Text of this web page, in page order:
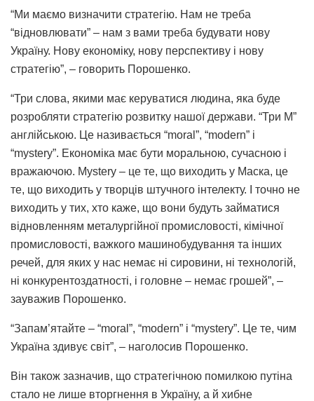
“Ми маємо визначити стратегію. Нам не треба
“відновлювати” – нам з вами треба будувати нову
Україну. Нову економіку, нову перспективу і нову
стратегію”, – говорить Порошенко.
“Три слова, якими має керуватися людина, яка буде
розробляти стратегію розвитку нашої держави. “Три М”
англійською. Це називається “moral”, “modern” і
“mystery”. Економіка має бути моральною, сучасною і
вражаючою. Mystery – це те, що виходить у Маска, це
те, що виходить у творців штучного інтелекту. І точно не
виходить у тих, хто каже, що вони будуть займатися
відновленням металургійної промисловості, кімічної
промисловості, важкого машинобудування та інших
речей, для яких у нас немає ні сировини, ні технологій,
ні конкурентоздатності, і головне – немає грошей”, –
зауважив Порошенко.
“Запам’ятайте – “moral”, “modern” і “mystery”. Це те, чим
Україна здивує світ”, – наголосив Порошенко.
Він також зазначив, що стратегічною помилкою путіна
стало не лише вторгнення в Україну, а й хибне